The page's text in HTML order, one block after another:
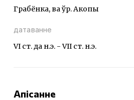
Грабёнка, ва ўр. Акопы
датаванне
VI ст. да н.э. - VII ст. н.э.
Апісанне